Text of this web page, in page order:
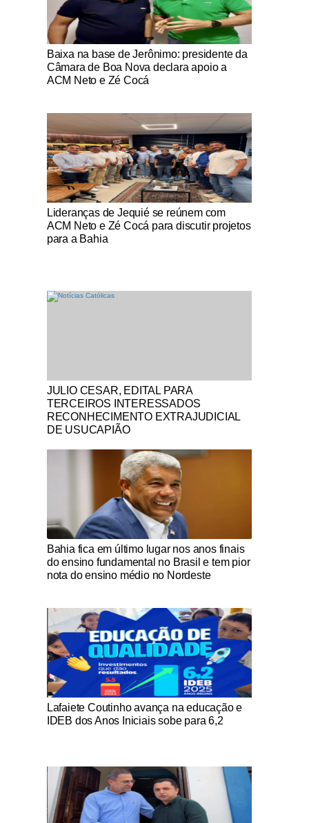
Notícias Católicas
Baixa na base de Jerônimo: presidente da
Câmara de Boa Nova declara apoio a
ACM Neto e Zé Cocá
Notícias Católicas
Lideranças de Jequié se reúnem com
ACM Neto e Zé Cocá para discutir projetos
para a Bahia
Notícias Católicas
JULIO CESAR, EDITAL PARA
TERCEIROS INTERESSADOS
RECONHECIMENTO EXTRAJUDICIAL
DE USUCAPIÃO
Notícias Católicas
Bahia fica em último lugar nos anos finais
do ensino fundamental no Brasil e tem pior
nota do ensino médio no Nordeste
Notícias Católicas
Lafaiete Coutinho avança na educação e
IDEB dos Anos Iniciais sobe para 6,2